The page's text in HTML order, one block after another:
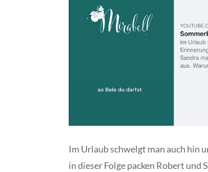
Im Urlaub schwelgt man auch hin
in dieser Folge packen Robert und